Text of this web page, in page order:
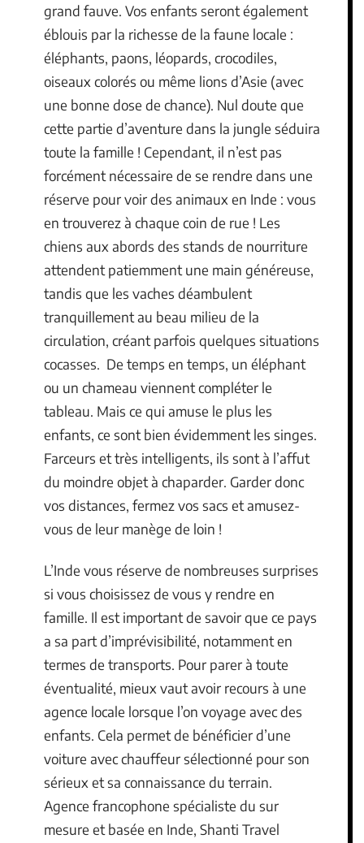
grand fauve. Vos enfants seront également
éblouis par la richesse de la faune locale :
éléphants, paons, léopards, crocodiles,
oiseaux colorés ou même lions d’Asie (avec
une bonne dose de chance). Nul doute que
cette partie d’aventure dans la jungle séduira
toute la famille ! Cependant, il n’est pas
forcément nécessaire de se rendre dans une
réserve pour voir des animaux en Inde : vous
en trouverez à chaque coin de rue ! Les
chiens aux abords des stands de nourriture
attendent patiemment une main généreuse,
tandis que les vaches déambulent
tranquillement au beau milieu de la
circulation, créant parfois quelques situations
cocasses. De temps en temps, un éléphant
ou un chameau viennent compléter le
tableau. Mais ce qui amuse le plus les
enfants, ce sont bien évidemment les singes.
Farceurs et très intelligents, ils sont à l’affut
du moindre objet à chaparder. Garder donc
vos distances, fermez vos sacs et amusez-
vous de leur manège de loin !
L’Inde vous réserve de nombreuses surprises
si vous choisissez de vous y rendre en
famille. Il est important de savoir que ce pays
a sa part d’imprévisibilité, notamment en
termes de transports. Pour parer à toute
éventualité, mieux vaut avoir recours à une
agence locale lorsque l’on voyage avec des
enfants. Cela permet de bénéficier d’une
voiture avec chauffeur sélectionné pour son
sérieux et sa connaissance du terrain.
Agence francophone spécialiste du sur
mesure et basée en Inde, Shanti Travel